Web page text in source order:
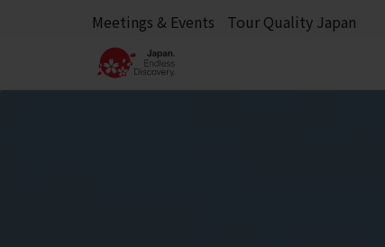
Meetings & Events Tour Quality Japan